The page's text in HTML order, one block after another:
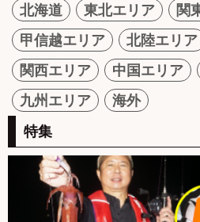
北海道 東北エリア
関
甲信越エリア
北陸エリア
関西エリア
中国エリア
九州エリア
海外
特集